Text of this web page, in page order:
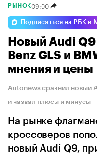
РЫНОК09:00
Подписаться на РБК в
Новый Audi
Benz GLS и
мнения и цены
Autonews сравнил новый
и назвал плюсы и минусы
На рынке
кроссоверов
новый Audi Q9,